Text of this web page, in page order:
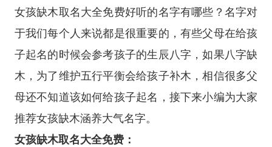
女孩缺木取名大全免费好听的名字有哪些？名字对
于我们每个人来说都是很重要的，有些父母在给孩
子起名的时候会参考孩子的生辰八字，如果八字缺
木，为了维护五行平衡会给孩子补木，相信很多父
母还不知道该如何给孩子起名，接下来小编为大家
推荐女孩缺木涵养大气名字。
女孩缺木取名大全免费：